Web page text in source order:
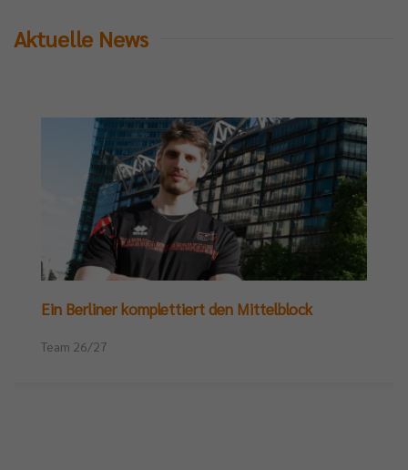
Aktuelle News
Ein Berliner komplettiert den Mittelblock
Team 26/27